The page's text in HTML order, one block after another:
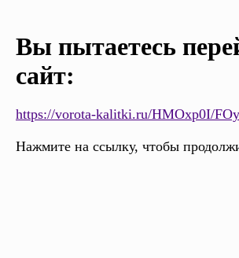
Вы пытаетесь
сайт:
https://vorota-kalitki.ru/HMOxp0I/
Нажмите на ссылку, чтобы